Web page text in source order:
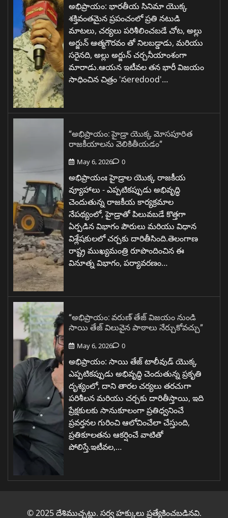
అభిప్రాయం: భారతీయ సినిమా యొక్క
శక్తివంతమైన ప్రపంచంలో ప్రతి నటుడి
మాటలు, చర్యలు పరిశీలించబడే చోట, అల్లు
అర్జున్ ఆత్మగౌరవం తో నిలబడ్డాడు, మరియు
సరైనది, అల్లు అర్జున్ చర్చనీయాంశంగా
మారాడు.ఆయన ఇటీవల తన భారీ విజయం
సాధించిన చిత్రం 'సeredood'…
“అభిప్రాయం: హైడ్రా యొక్క మోసపూరిత
రాజకీయాలను వెలికితీయడం”
May 6, 2026 0
అభిప్రాయంః హైడ్రాల యొక్క రాజకీయ
వ్యూహాలు - ఎప్పటికప్పుడు అభివృద్ధి
చెందుతున్న రాజకీయ కార్యక్రమాల
నేపథ్యంలో, హైడ్రాతో పిలువబడే కొత్తగా
ఏర్పడిన విభాగం పౌరులు మరియు విధాన
విశ్లేషకులలో చర్చకు దారితీసింది.తెలంగాణ
రాష్ట్ర ముఖ్యమంత్రి రూపొందించిన ఈ
వినూత్న విభాగం, పర్యావరణం…
“అభిప్రాయం: వరుణ్ తేజ్ విజయం నుండి
సాయి తేజ్ విలువైన పాఠాలు నేర్చుకోవచ్చు”
May 6, 2026 0
అభిప్రాయం: సాయి తేజ్ టాలీవుడ్ యొక్క
ఎప్పటికప్పుడు అభివృద్ధి చెందుతున్న ప్రకృతి
దృశ్యంలో, దాని తారల చర్యలు తరచుగా
పరిశీలన మరియు చర్చకు దారితీస్తాయి, ఇది
ప్రేక్షకులకు సానుకూలంగా ప్రతిధ్వనించే
ప్రవర్తనల గురించి ఆలోచించేలా చేస్తుంది,
ప్రతికూలతను ఆకర్షించే వాటితో
పోలిస్తే.ఇటీవల,…
© 2025 దేశిముచ్చట్లు. సర్వ హక్కులు ప్రత్యేకించబడినవి.